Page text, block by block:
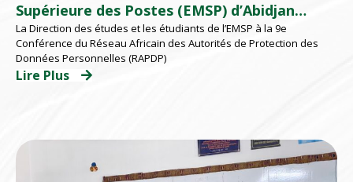
Supérieure des Postes (EMSP) d’Abidjan
participent à la 9e Conférence du au RAPDP
2026 organisé par l’ARTCI
La Direction des études et les étudiants de l’EMSP à la 9e
Conférence du Réseau Africain des Autorités de Protection des
Données Personnelles (RAPDP)
Lire Plus